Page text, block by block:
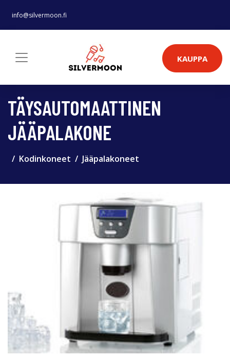
info@silvermoon.fi
KAUPPA
TÄYSAUTOMAATTINEN
JÄÄPALAKONE
Kodinkoneet Jääpalakoneet